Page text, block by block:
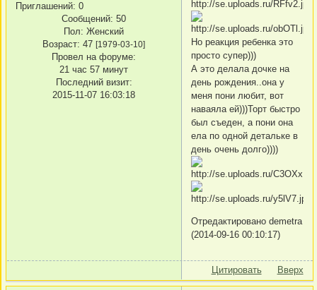
Приглашений: 0
Сообщений: 50
Пол: Женский
Возраст: 47 [1979-03-10]
Провел на форуме:
21 час 57 минут
Последний визит:
2015-11-07 16:03:18
Но реакция ребенка это
просто супер)))
А это делала дочке на
день рождения..она у
меня пони любит, вот
наваяла ей)))Торт быстро
был съеден, а пони она
ела по одной детальке в
день очень долго))))
Отредактировано demetra
(2014-09-16 00:10:17)
Цитировать Вверх